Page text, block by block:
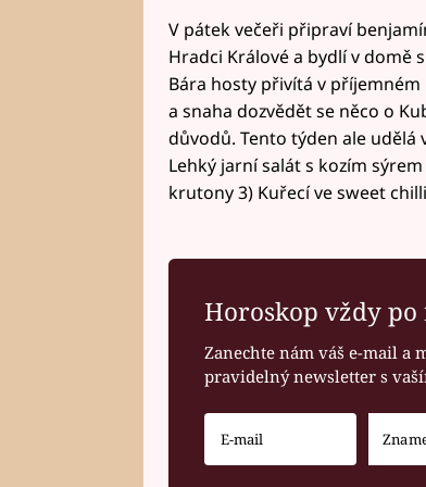
V pátek večeři připraví
Hradci Králové a bydlí v domě
Bára hosty přivítá v
a snaha dozvědět se něco o
důvodů. Tento týden ale udělá
Lehký jarní salát s kozím
krutony 3) Kuřecí ve sweet
Horoskop vždy po
Zanechte nám váš e-mail a
pravidelný newsletter s